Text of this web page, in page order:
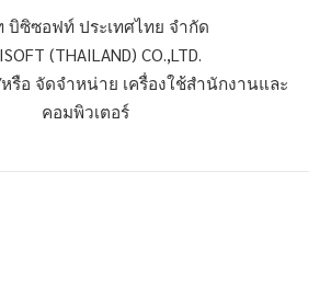
บิซิซอฟท์ ประเทศไทย จำกัด
(THAILAND) CO.,LTD.
รือ จัดจำหน่าย เครื่องใช้สำนักงานและ
คอมพิวเตอร์